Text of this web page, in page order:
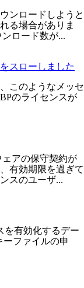
ンロードしようと
る場合がありま
ロード数が...
スローしました
このようなメッセ
のライセンスが
アの保守契約が
有効期限を過ぎて
スのユーザ...
を有効化するデー
ーファイルの申